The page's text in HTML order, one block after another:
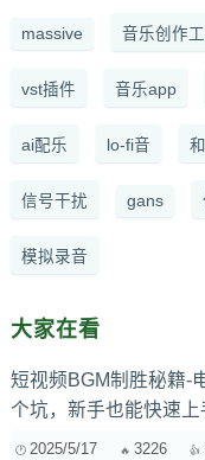
massive 音乐创作
vst插件 音乐app
ai配乐 lo-fi音
信号干扰 gans
模拟录音
大家在看
短视频BGM制胜秘籍-
个坑，新手也能快速上
2025/5/17 3226